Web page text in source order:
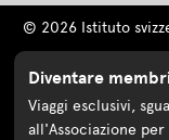
© 2026 Istituto
Diventare
Viaggi esclusivi,
all'Associazione